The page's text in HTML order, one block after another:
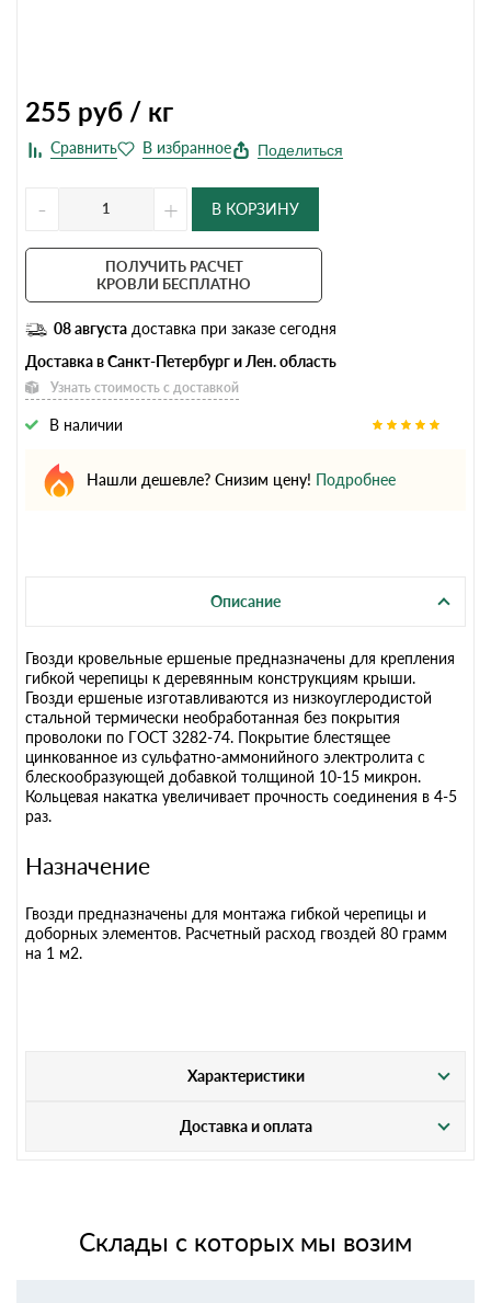
255 руб / кг
Поделиться
- + В КОРЗИНУ
ПОЛУЧИТЬ РАСЧЕТ
КРОВЛИ БЕСПЛАТНО
08 августа доставка при заказе сегодня
Доставка в Санкт-Петербург и Лен. область
Узнать стоимость с доставкой
В наличии
Нашли дешевле? Снизим цену! Подробнее
Описание
Гвозди кровельные ершеные предназначены для крепления
гибкой черепицы к деревянным конструкциям крыши.
Гвозди ершеные изготавливаются из низкоуглеродистой
стальной термически необработанная без покрытия
проволоки по ГОСТ 3282-74. Покрытие блестящее
цинкованное из сульфатно-аммонийного электролита с
блескообразующей добавкой толщиной 10-15 микрон.
Кольцевая накатка увеличивает прочность соединения в 4-5
раз.
Назначение
Гвозди предназначены для монтажа гибкой черепицы и
доборных элементов. Расчетный расход гвоздей 80 грамм
на 1 м2.
Характеристики
Доставка и оплата
Склады с которых мы возим